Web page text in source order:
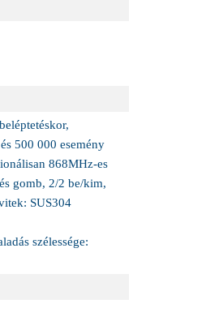
500 000 esemény
868MHz-es
gomb, 2/2 be/kim,
SUS304
szélessége: